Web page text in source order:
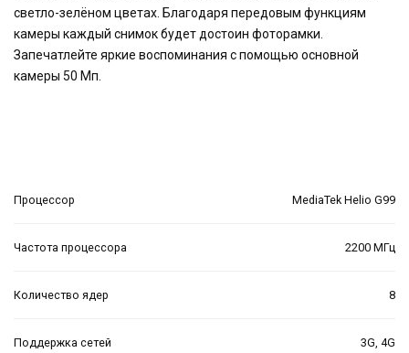
светло-зелёном цветах. Благодаря передовым функциям
камеры каждый снимок будет достоин фоторамки.
Запечатлейте яркие воспоминания с помощью основной
камеры 50 Мп.
Процессор MediaTek Helio G99
Частота процессора 2200 МГц
Количество ядер 8
Поддержка сетей 3G, 4G